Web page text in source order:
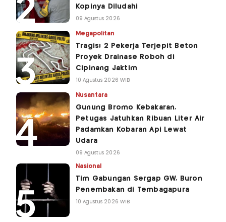
Kopinya Diludahi
09 Agustus 2026
Megapolitan
Tragis! 2 Pekerja Terjepit Beton
Proyek Drainase Roboh di
Cipinang Jaktim
10 Agustus 2026 WIB
Nusantara
Gunung Bromo Kebakaran,
Petugas Jatuhkan Ribuan Liter Air
Padamkan Kobaran Api Lewat
Udara
09 Agustus 2026
Nasional
Tim Gabungan Sergap GW, Buron
Penembakan di Tembagapura
10 Agustus 2026 WIB